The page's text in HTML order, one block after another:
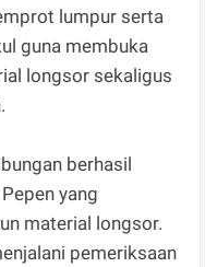
lumpur serta
guna membuka
longsor sekaligus
berhasil
yang
material longsor.
pemeriksaan